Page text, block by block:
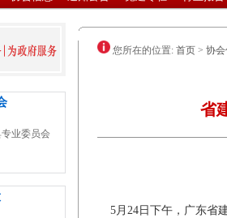
您所在的位置: 首页> 协
省
5月24日下午，广东省